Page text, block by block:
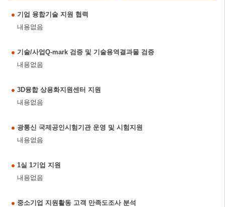
기업 융합기술 지원 협력
내용없음
기술/사업Q-mark 검증 및 기술용역결과물 검증
내용없음
3D융합 상용화지원센터 지원
내용없음
광통신 국제공인시험기관 운영 및 시험지원
내용없음
1실 1기업 지원
내용없음
중소기업 지원활동 고객 만족도조사 분석